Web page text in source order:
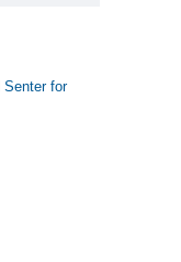
Senter for